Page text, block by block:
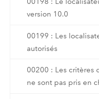
version 10.0
00199 : Les
autorisés
00200 : Les critères
ne sont pas pris en